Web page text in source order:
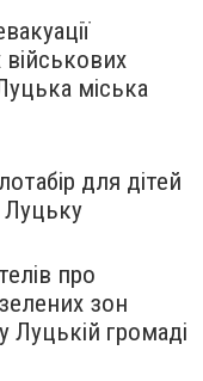
міська
для дітей
Луцьку
про
зон
Луцькій громаді